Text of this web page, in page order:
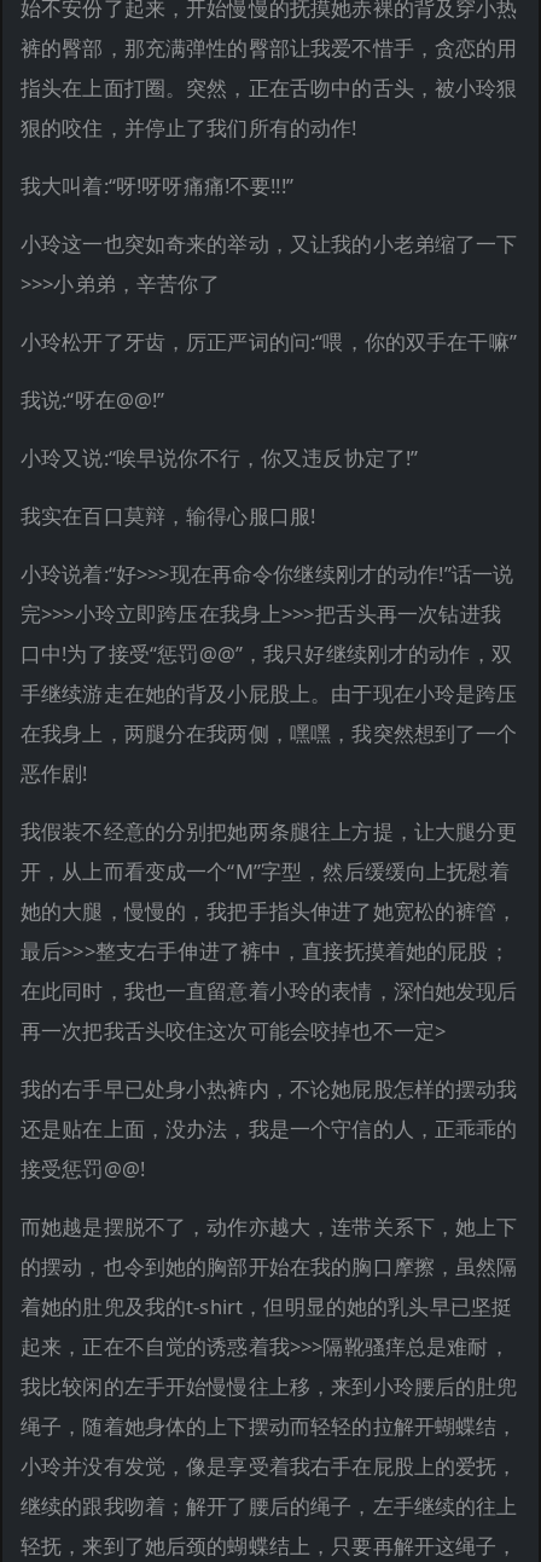
始不安份了起来，开始慢慢的抚摸她赤裸的背及穿小热
裤的臀部，那充满弹性的臀部让我爱不惜手，贪恋的用
指头在上面打圈。突然，正在舌吻中的舌头，被小玲狠
狠的咬住，并停止了我们所有的动作!
我大叫着:“呀!呀呀痛痛!不要!!!”
小玲这一也突如奇来的举动，又让我的小老弟缩了一下
>>>小弟弟，辛苦你了
小玲松开了牙齿，厉正严词的问:“喂，你的双手在干嘛”
我说:“呀在@@!”
小玲又说:“唉早说你不行，你又违反协定了!”
我实在百口莫辩，输得心服口服!
小玲说着:“好>>>现在再命令你继续刚才的动作!”话一说
完>>>小玲立即跨压在我身上>>>把舌头再一次钻进我
口中!为了接受“惩罚@@”，我只好继续刚才的动作，双
手继续游走在她的背及小屁股上。由于现在小玲是跨压
在我身上，两腿分在我两侧，嘿嘿，我突然想到了一个
恶作剧!
我假装不经意的分别把她两条腿往上方提，让大腿分更
开，从上而看变成一个“M”字型，然后缓缓向上抚慰着
她的大腿，慢慢的，我把手指头伸进了她宽松的裤管，
最后>>>整支右手伸进了裤中，直接抚摸着她的屁股；
在此同时，我也一直留意着小玲的表情，深怕她发现后
再一次把我舌头咬住这次可能会咬掉也不一定>
我的右手早已处身小热裤内，不论她屁股怎样的摆动我
还是贴在上面，没办法，我是一个守信的人，正乖乖的
接受惩罚@@!
而她越是摆脱不了，动作亦越大，连带关系下，她上下
的摆动，也令到她的胸部开始在我的胸口摩擦，虽然隔
着她的肚兜及我的t-shirt，但明显的她的乳头早已坚挺
起来，正在不自觉的诱惑着我>>>隔靴骚痒总是难耐，
我比较闲的左手开始慢慢往上移，来到小玲腰后的肚兜
绳子，随着她身体的上下摆动而轻轻的拉解开蝴蝶结，
小玲并没有发觉，像是享受着我右手在屁股上的爱抚，
继续的跟我吻着；解开了腰后的绳子，左手继续的往上
轻抚，来到了她后颈的蝴蝶结上，只要再解开这绳子，